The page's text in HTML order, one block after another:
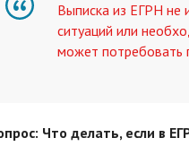
Выписка из ЕГРН не
ситуаций или
может потребовать
Что делать, если в